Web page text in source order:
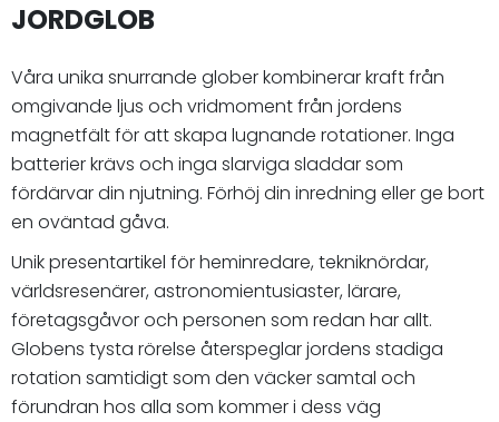
JORDGLOB
Våra unika snurrande glober kombinerar kraft från
omgivande ljus och vridmoment från jordens
magnetfält för att skapa lugnande rotationer. Inga
batterier krävs och inga slarviga sladdar som
fördärvar din njutning. Förhöj din inredning eller ge bort
en oväntad gåva.
Unik presentartikel för heminredare, tekniknördar,
världsresenärer, astronomientusiaster, lärare,
företagsgåvor och personen som redan har allt.
Globens tysta rörelse återspeglar jordens stadiga
rotation samtidigt som den väcker samtal och
förundran hos alla som kommer i dess väg